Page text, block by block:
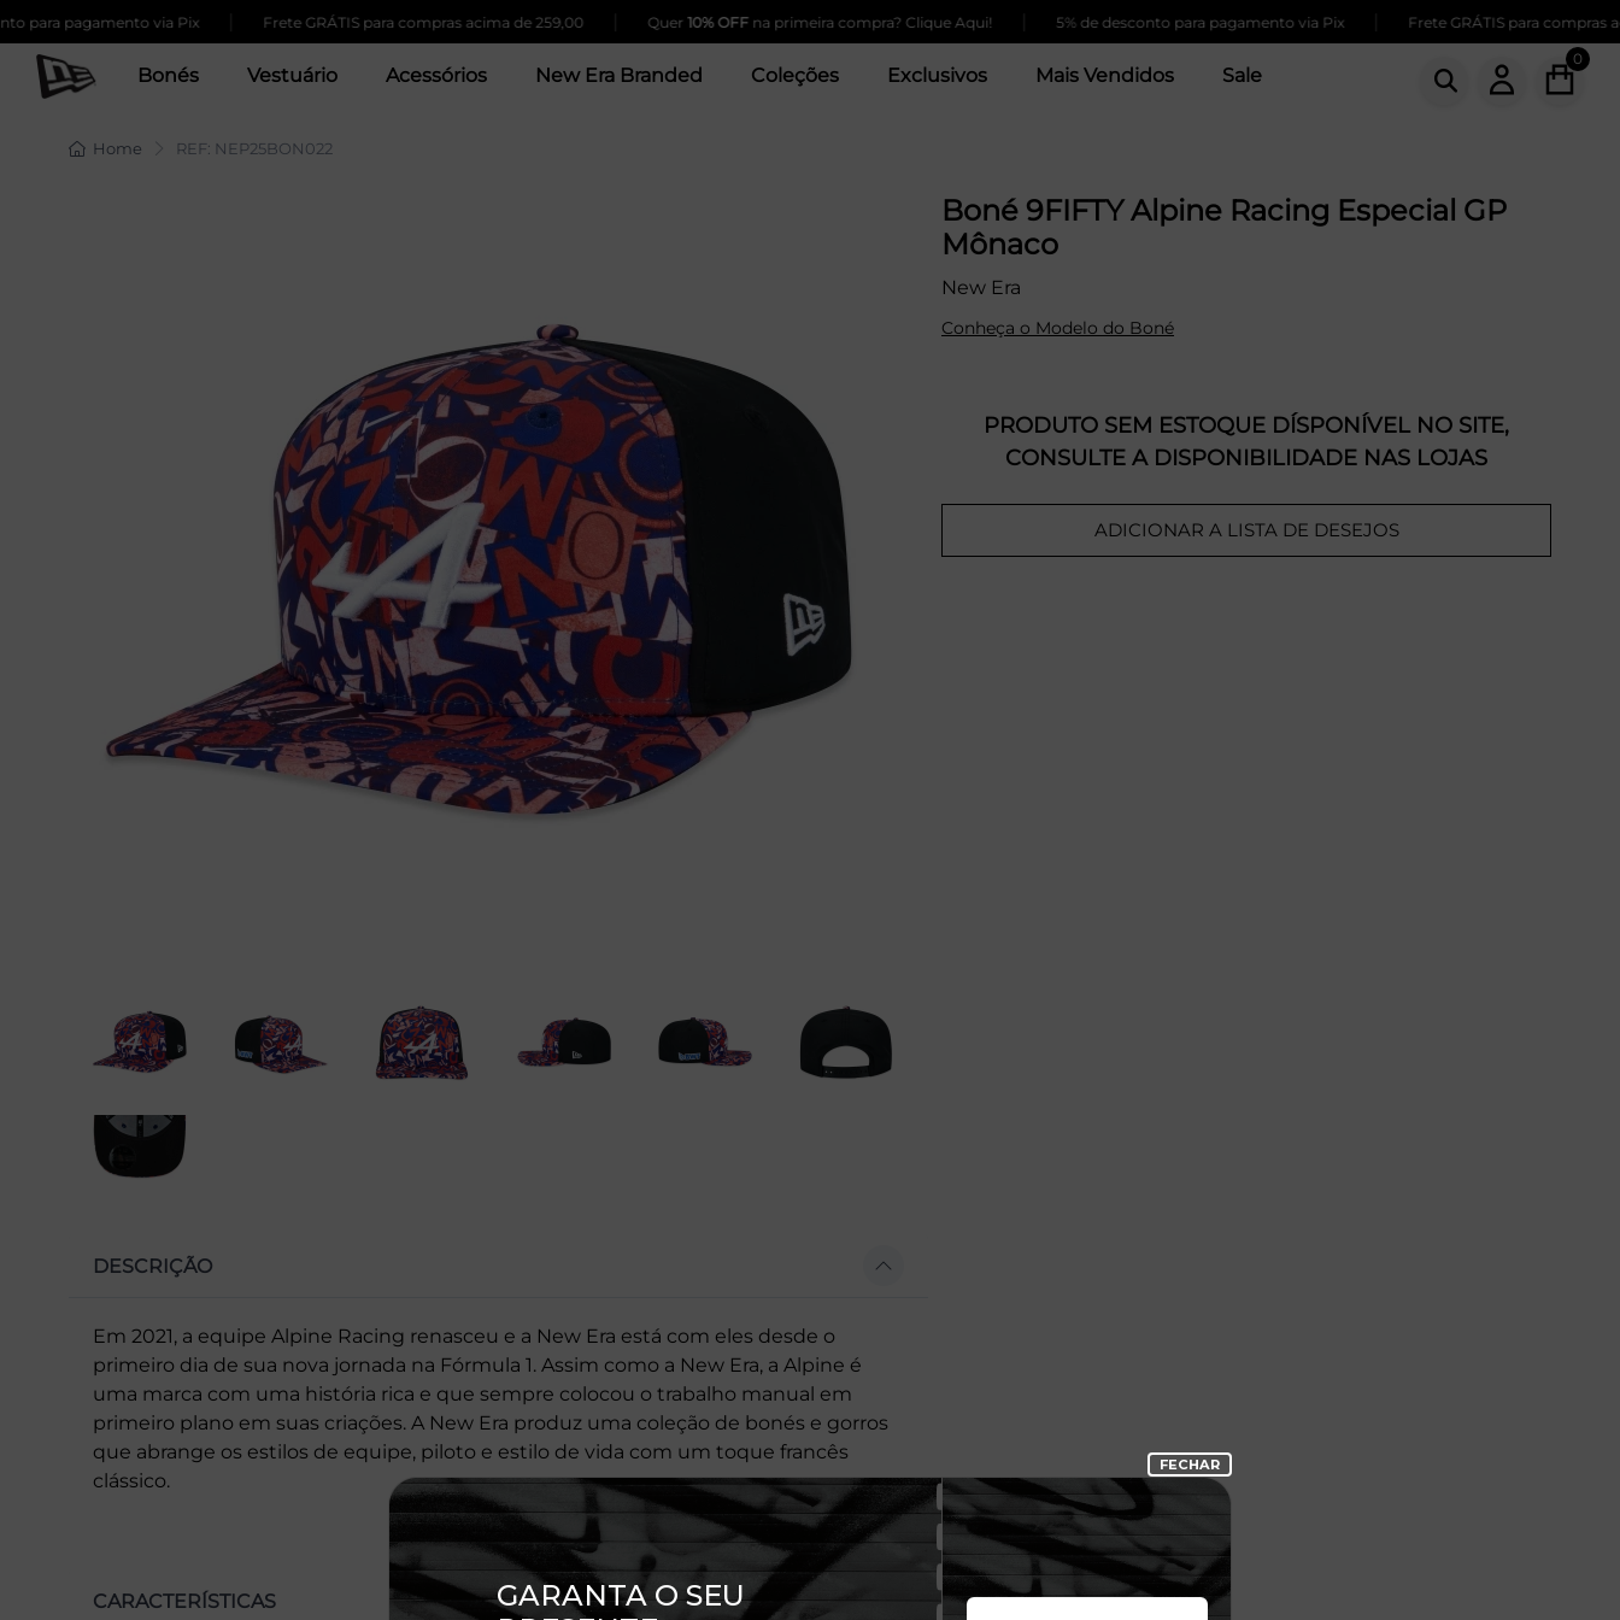
pagamento via Pix | Frete GRÁTIS para compras acima de 259,00 | 10% OFFna primeira compra? Clique Aqui! | 5% de desconto para pagamento via Pix | Frete GRÁTIS para compras acima
Bonés Vestuário Acessórios New Era Branded Coleções Exclusivos Mais Vendidos Sale
0
Home REF: NEP25BON022
DESCRIÇÃO
Em 2021, a equipe Alpine Racing renasceu e a New Era está com eles desde o
primeiro dia de sua nova jornada na Fórmula 1. Assim como a New Era, a Alpine é
uma marca com uma história rica e que sempre colocou o trabalho manual em
primeiro plano em suas criações. A New Era produz uma coleção de bonés e gorros
que abrange os estilos de equipe, piloto e estilo de vida com um toque francês
clássico.
CARACTERÍSTICAS
Boné 9FIFTY Alpine Racing Especial GP
Mônaco
New Era
Conheça o Modelo do Boné
PRODUTO SEM ESTOQUE DÍSPONÍVEL NO SITE,
CONSULTE A DISPONIBILIDADE NAS LOJAS
ADICIONAR A LISTA DE DESEJOS